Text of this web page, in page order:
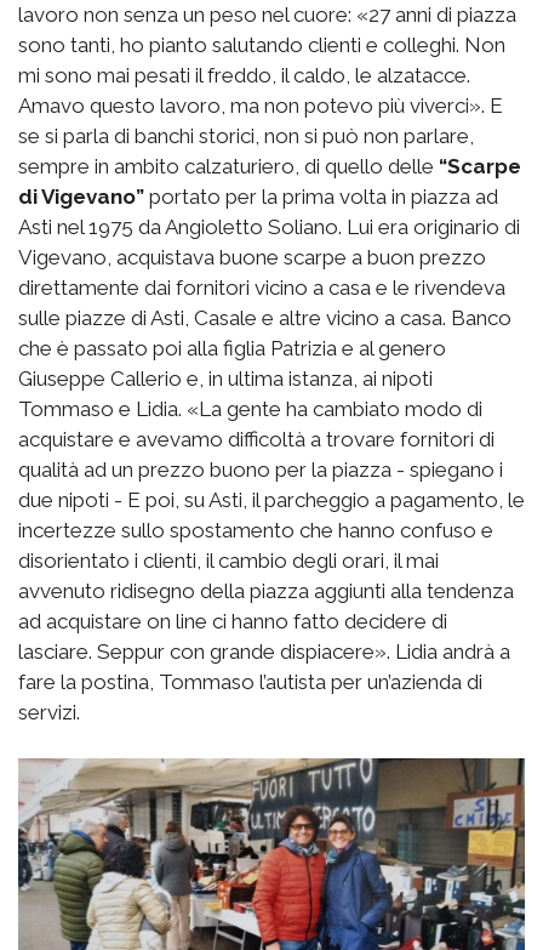
lavoro non senza un peso nel cuore: «27 anni di piazza
sono tanti, ho pianto salutando clienti e colleghi. Non
mi sono mai pesati il freddo, il caldo, le alzatacce.
Amavo questo lavoro, ma non potevo più viverci». E
se si parla di banchi storici, non si può non parlare,
sempre in ambito calzaturiero, di quello delle “Scarpe
di Vigevano” portato per la prima volta in piazza ad
Asti nel 1975 da Angioletto Soliano. Lui era originario di
Vigevano, acquistava buone scarpe a buon prezzo
direttamente dai fornitori vicino a casa e le rivendeva
sulle piazze di Asti, Casale e altre vicino a casa. Banco
che è passato poi alla figlia Patrizia e al genero
Giuseppe Callerio e, in ultima istanza, ai nipoti
Tommaso e Lidia. «La gente ha cambiato modo di
acquistare e avevamo difficoltà a trovare fornitori di
qualità ad un prezzo buono per la piazza - spiegano i
due nipoti - E poi, su Asti, il parcheggio a pagamento, le
incertezze sullo spostamento che hanno confuso e
disorientato i clienti, il cambio degli orari, il mai
avvenuto ridisegno della piazza aggiunti alla tendenza
ad acquistare on line ci hanno fatto decidere di
lasciare. Seppur con grande dispiacere». Lidia andrà a
fare la postina, Tommaso l’autista per un’azienda di
servizi.